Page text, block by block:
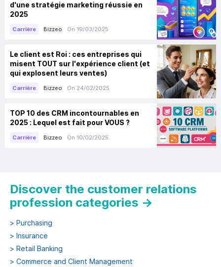
d'une stratégie marketing réussie en
2025
Carrière Bizzeo On 19/03/2025
Le client est Roi : ces entreprises qui
misent TOUT sur l'expérience client (et
qui explosent leurs ventes)
Carrière Bizzeo On 24/02/2025
TOP 10 des CRM incontournables en
2025 : Lequel est fait pour VOUS ?
Carrière Bizzeo On 10/02/2025
Discover the customer relations
profession categories →
> Purchasing
> Insurance
> Retail Banking
> Commerce and Client Management